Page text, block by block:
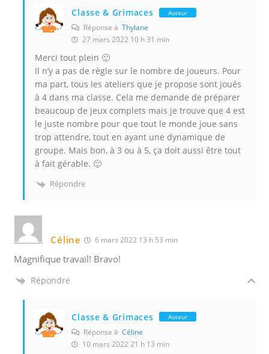
Classe & Grimaces Auteur
Réponse àThylane
27 mars 2022 10 h 31 min
Merci tout plein 🙂
Il n’y a pas de règle sur le nombre de joueurs. Pour
ma part, tous les ateliers que je propose sont joués
à 4 dans ma classe. Cela me demande de préparer
beaucoup de jeux complets mais je trouve que 4 est
le juste nombre pour que tout le monde joue sans
trop attendre, tout en ayant une dynamique de
groupe. Mais bon, à 3 ou à 5, ça doit aussi être tout
à fait gérable. 🙂
Répondre
Céline 6 mars 2022 13 h 53 min
Magnifique travail! Bravo!
Répondre
Classe & Grimaces Auteur
Réponse àCéline
10 mars 2022 21 h 13 min